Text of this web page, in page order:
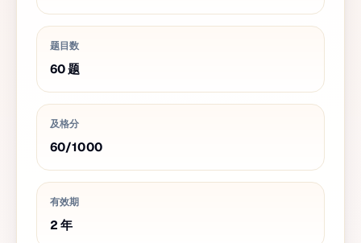
题目数
60题
及格分
60/1000
有效期
2 年